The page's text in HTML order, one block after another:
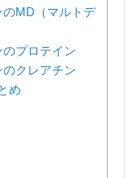
MD（マルトデ
プロテイン
クレアチン
め